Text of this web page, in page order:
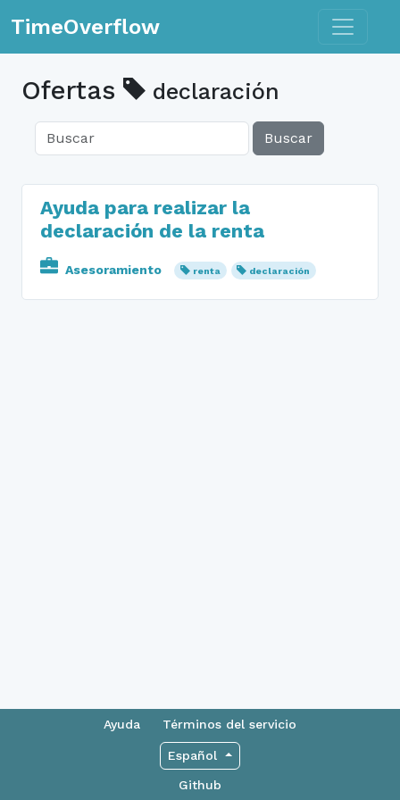
TimeOverflow Toggle
Ofertas declaración
Buscar
Ayuda para realizar la
declaración de la renta
Asesoramiento renta declaración
Ayuda Términos del servicio
Español
Github